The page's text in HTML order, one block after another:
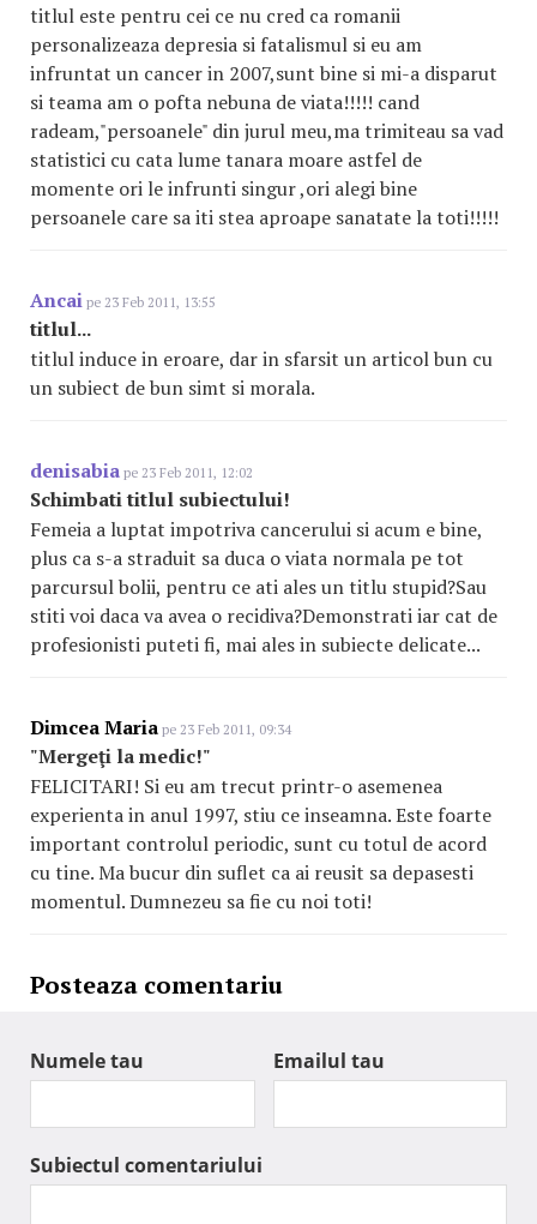
titlul este pentru cei ce nu cred ca romanii
personalizeaza depresia si fatalismul si eu am
infruntat un cancer in 2007,sunt bine si mi-a disparut
si teama am o pofta nebuna de viata!!!!! cand
radeam,"persoanele" din jurul meu,ma trimiteau sa vad
statistici cu cata lume tanara moare astfel de
momente ori le infrunti singur ,ori alegi bine
persoanele care sa iti stea aproape sanatate la toti!!!!!
Ancai pe 23 Feb 2011, 13:55
titlul...
titlul induce in eroare, dar in sfarsit un articol bun cu
un subiect de bun simt si morala.
denisabia pe 23 Feb 2011, 12:02
Schimbati titlul subiectului!
Femeia a luptat impotriva cancerului si acum e bine,
plus ca s-a straduit sa duca o viata normala pe tot
parcursul bolii, pentru ce ati ales un titlu stupid?Sau
stiti voi daca va avea o recidiva?Demonstrati iar cat de
profesionisti puteti fi, mai ales in subiecte delicate...
Dimcea Maria pe 23 Feb 2011, 09:34
"Mergeţi la medic!"
FELICITARI! Si eu am trecut printr-o asemenea
experienta in anul 1997, stiu ce inseamna. Este foarte
important controlul periodic, sunt cu totul de acord
cu tine. Ma bucur din suflet ca ai reusit sa depasesti
momentul. Dumnezeu sa fie cu noi toti!
Posteaza comentariu
Numele tau Emailul tau
Subiectul comentariului